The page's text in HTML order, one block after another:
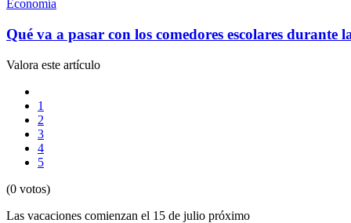
Economía
Qué va a pasar con los comedores escolares durante
Valora este artículo
1
2
3
4
5
(0 votos)
Las vacaciones comienzan el 15 de julio próximo